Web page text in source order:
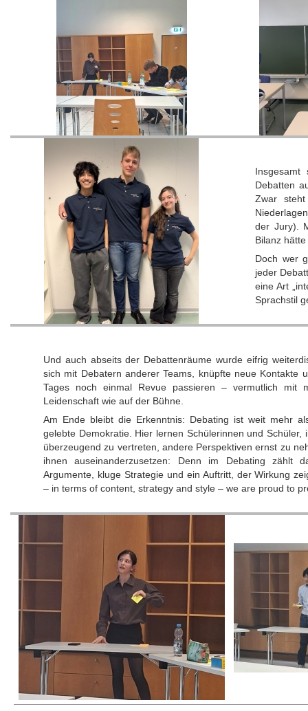
Insgesamt
Debatten
Zwar
der Jury).
Bilanz
Doch wer
jeder
eine Art
Sprachstil
Und auch abseits der Debattenräume wurde eifrig
sich mit Debatern anderer Teams, knüpfte neue Kontakte
Tages noch einmal Revue passieren – vermutlich mit
Leidenschaft wie auf der Bühne.
Am Ende bleibt die Erkenntnis: Debating ist weit mehr
gelebte Demokratie. Hier lernen Schülerinnen und Schüler,
überzeugend zu vertreten, andere Perspektiven ernst zu
ihnen auseinanderzusetzen: Denn im Debating zählt
Argumente, kluge Strategie und ein Auftritt, der Wirkung
– in terms of content, strategy and style – we are proud to